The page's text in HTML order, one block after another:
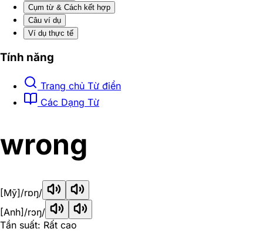
Cụm từ & Cách kết hợp
Câu ví dụ
Ví dụ thực tế
Tính năng
Trang chủ Từ điển
Các Dạng Từ
wrong
[Mỹ]/rɒŋ/
[Anh] /rɔŋ/
Tần suất: Rất cao